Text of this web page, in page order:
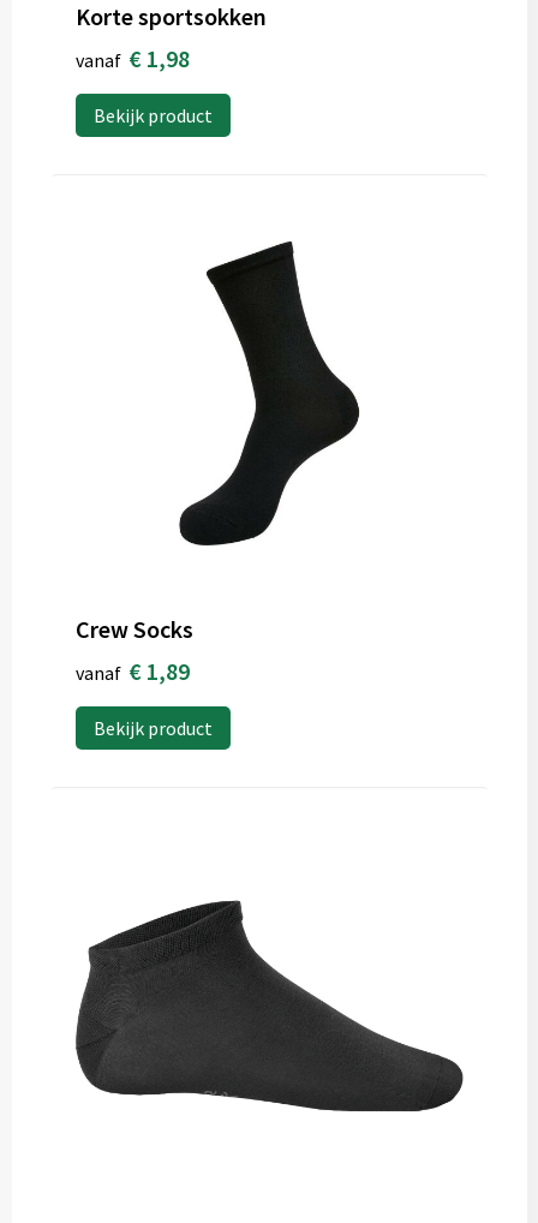
Korte sportsokken
vanaf € 1,98
Bekijk product
Crew Socks
vanaf € 1,89
Bekijk product